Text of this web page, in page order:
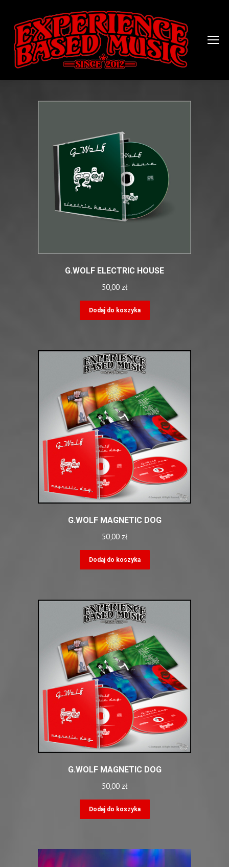
G.WOLF ELECTRIC HOUSE
50,00 zł
Dodaj do koszyka
G.WOLF MAGNETIC DOG
50,00 zł
Dodaj do koszyka
G.WOLF MAGNETIC DOG
50,00 zł
Dodaj do koszyka